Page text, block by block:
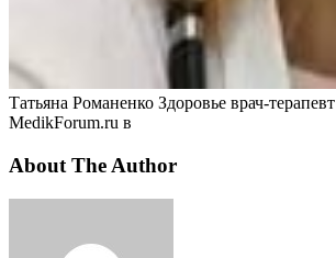
Татьяна Романенко Здоровье врач-терапевт
MedikForum.ru в
About The Author